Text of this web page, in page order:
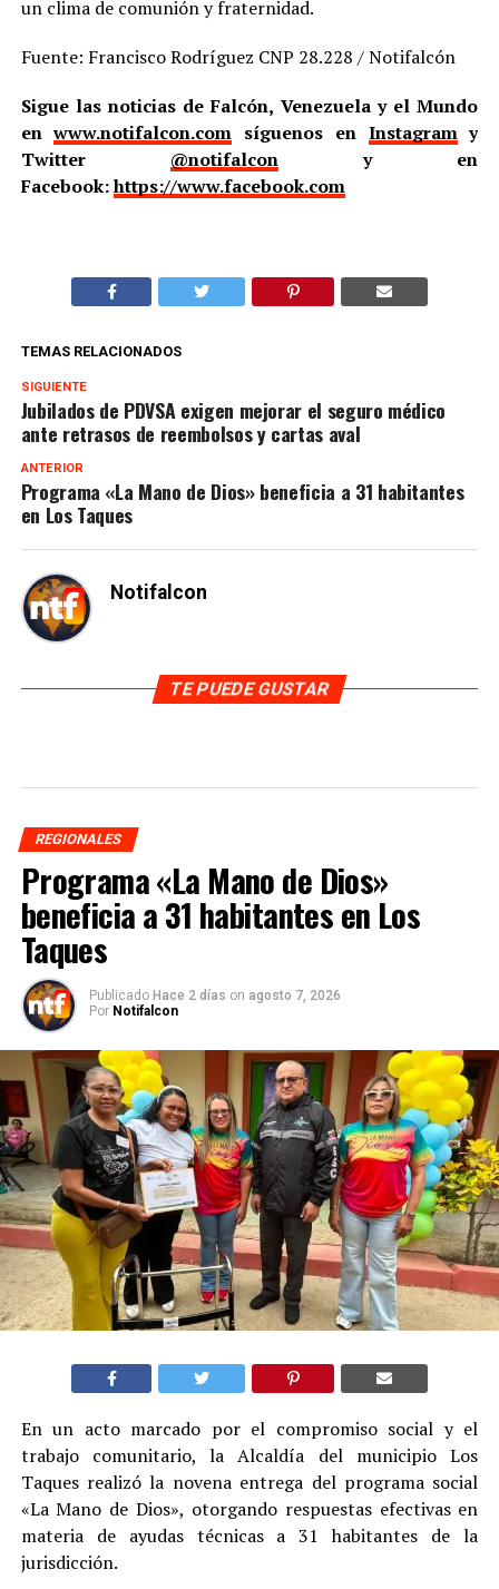
un clima de comunión y fraternidad.
Fuente: Francisco Rodríguez CNP 28.228 / Notifalcón
Sigue las noticias de Falcón, Venezuela y el Mundo
enwww.notifalcon.com síguenos en Instagramy
Twitter @notifalcony en
Facebook:https://www.facebook.com
TEMAS RELACIONADOS
SIGUIENTE
Jubilados de PDVSA exigen mejorar el seguro médico
ante retrasos de reembolsos y cartas aval
ANTERIOR
Programa «La Mano de Dios» beneficia a 31 habitantes
en Los Taques
Notifalcon
TE PUEDE GUSTAR
REGIONALES
Programa «La Mano de Dios»
beneficia a 31 habitantes en Los
Taques
Publicado Hace 2 días on agosto 7, 2026
Por Notifalcon
En un acto marcado por el compromiso social y el
trabajo comunitario, la Alcaldía del municipio Los
Taques realizó la novena entrega del programa social
«La Mano de Dios», otorgando respuestas efectivas en
materia de ayudas técnicas a 31 habitantes de la
jurisdicción.